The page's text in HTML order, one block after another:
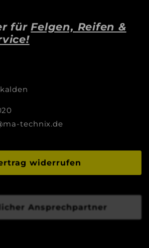
fürFelgen, Reifen &
technix.de
widerrufen
Ansprechpartner